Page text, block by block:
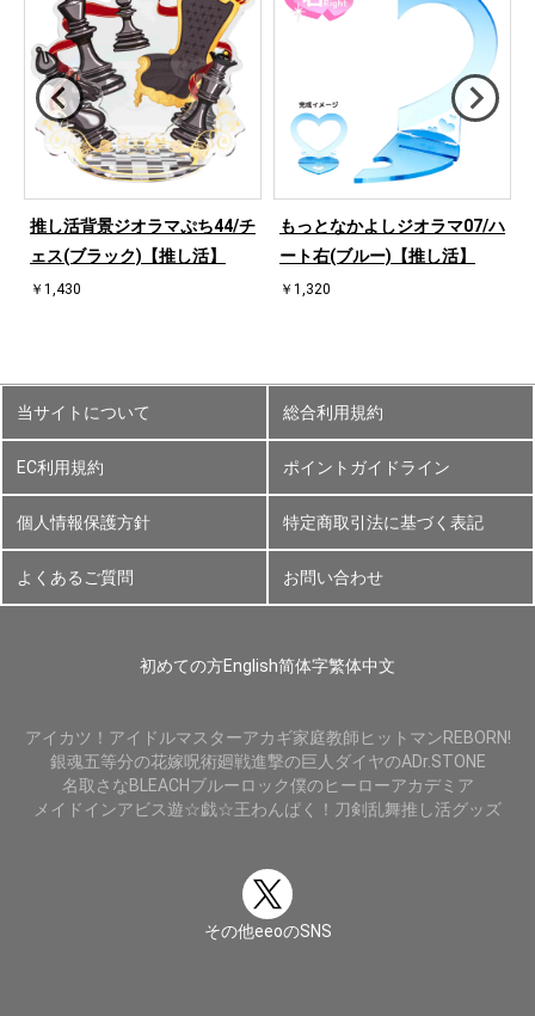
推し活背景ジオラマぷち44/チ
ェス(ブラック)【推し活】
￥1,430
もっとなかよしジオラマ07/ハ
ート右(ブルー)【推し活】
￥1,320
当サイトについて 総合利用規約
EC利用規約 ポイントガイドライン
個人情報保護方針 特定商取引法に基づく表記
よくあるご質問 お問い合わせ
初めての方English简体字繁体中文
アイカツ！ アイドルマスターアカギ家庭教師ヒットマンREBORN!
銀魂五等分の花嫁呪術廻戦進撃の巨人 ダイヤのADr.STONE
名取さなBLEACHブルーロック僕のヒーローアカデミア
メイドインアビス遊☆戯☆王わんぱく！刀剣乱舞推し活グッズ
その他eeoのSNS